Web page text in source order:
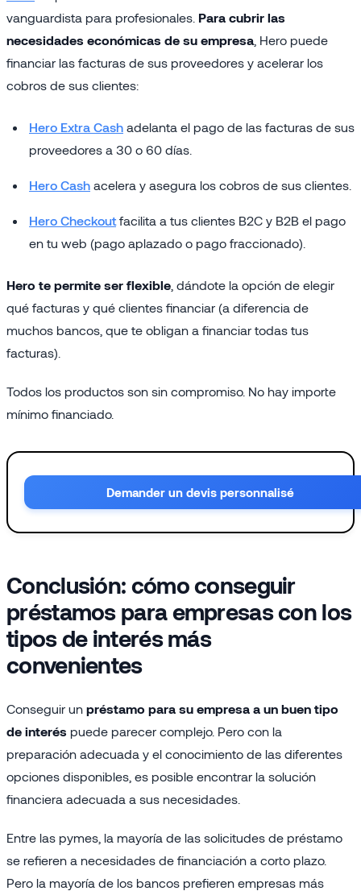
vanguardista para profesionales. Para cubrir las
necesidades económicas de su empresa , Hero puede
financiar las facturas de sus proveedores y acelerar los
cobros de sus clientes:
Hero Extra Cash adelanta el pago de las facturas de sus
proveedores a 30 o 60 días.
Hero Cash acelera y asegura los cobros de sus clientes.
Hero Checkout facilita a tus clientes B2C y B2B el pago
en tu web (pago aplazado o pago fraccionado).
Hero te permite ser flexible , dándote la opción de elegir
qué facturas y qué clientes financiar (a diferencia de
muchos bancos, que te obligan a financiar todas tus
facturas).
Todos los productos son sin compromiso. No hay importe
mínimo financiado.
Demander un devis personnalisé
Conclusión: cómo conseguir
préstamos para empresas con los
tipos de interés más
convenientes
Conseguir un préstamo para su empresa a un buen tipo
de interés puede parecer complejo. Pero con la
preparación adecuada y el conocimiento de las diferentes
opciones disponibles, es posible encontrar la solución
financiera adecuada a sus necesidades.
Entre las pymes, la mayoría de las solicitudes de préstamo
se refieren a necesidades de financiación a corto plazo.
Pero la mayoría de los bancos prefieren empresas más